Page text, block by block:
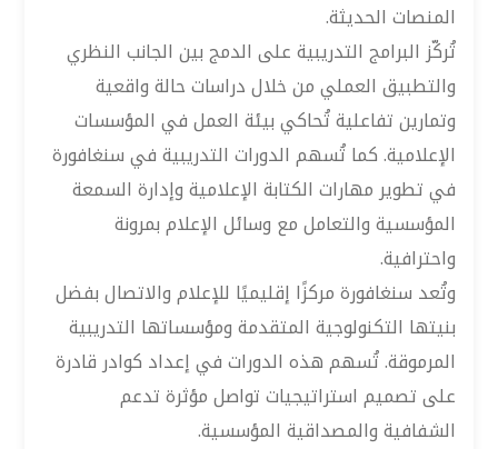
المنصات الحديثة.
تُركّز البرامج التدريبية على الدمج بين الجانب النظري
والتطبيق العملي من خلال دراسات حالة واقعية
وتمارين تفاعلية تُحاكي بيئة العمل في المؤسسات
الإعلامية. كما تُسهم الدورات التدريبية في سنغافورة
في تطوير مهارات الكتابة الإعلامية وإدارة السمعة
المؤسسية والتعامل مع وسائل الإعلام بمرونة
واحترافية.
وتُعد سنغافورة مركزًا إقليميًا للإعلام والاتصال بفضل
بنيتها التكنولوجية المتقدمة ومؤسساتها التدريبية
المرموقة. تُسهم هذه الدورات في إعداد كوادر قادرة
على تصميم استراتيجيات تواصل مؤثرة تدعم
الشفافية والمصداقية المؤسسية.